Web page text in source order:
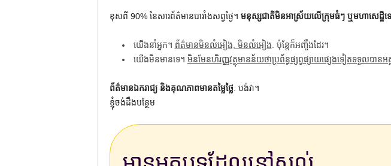
ខុសពី 90% នៃសារព័ត៌មានបារាំងសព្វថ្ងៃ។ មនុស្សជាតិមិនអាស្រ័យលើក្រុមធំៗ ឬមហាសេដ្ឋីទ
យើងនាំអ្នក។ ព័ត៌មានមិនលំអៀង, មិនលំអៀង . ប៉ុន្តែក៏អញ្ចឹងដែរ។
យើងមិនមានទេ។ មិនមែនហិរញ្ញវត្ថុមានន័យថាប្រព័ន្ធផ្សព្វផ្សាយផ្សេងទៀតទទួលបាន
ព័ត៌មានឯករាជ្យ និងគុណភាពមានតម្លៃថ្លៃ . បង់វា។
ខ្ញុំចង់ដឹងបន្ថែម